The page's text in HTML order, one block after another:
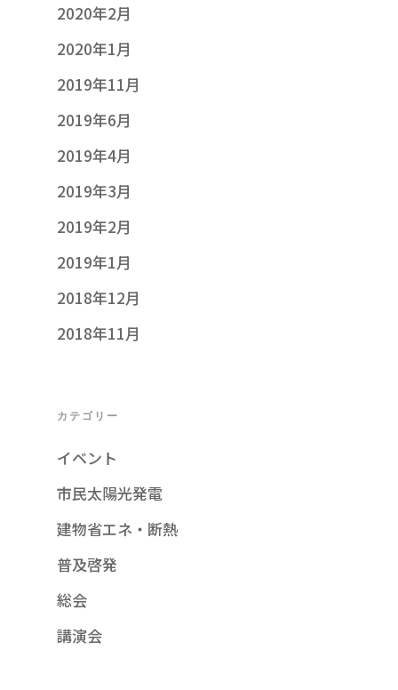
2020年2月
2020年1月
2019年11月
2019年6月
2019年4月
2019年3月
2019年2月
2019年1月
2018年12月
2018年11月
カテゴリー
イベント
市民太陽光発電
建物省エネ・断熱
普及啓発
総会
講演会